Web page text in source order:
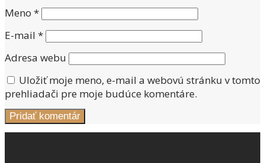
Meno *
E-mail *
Adresa webu
Uložiť moje meno, e-mail a webovú stránku v tomto
prehliadači pre moje budúce komentáre.